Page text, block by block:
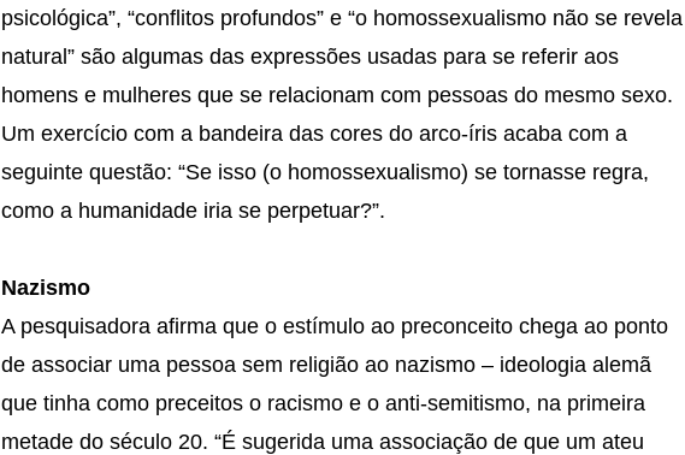
psicológica”, “conflitos profundos” e “o homossexualismo não se revela
natural” são algumas das expressões usadas para se referir aos
homens e mulheres que se relacionam com pessoas do mesmo sexo.
Um exercício com a bandeira das cores do arco-íris acaba com a
seguinte questão: “Se isso (o homossexualismo) se tornasse regra,
como a humanidade iria se perpetuar?”.
Nazismo
A pesquisadora afirma que o estímulo ao preconceito chega ao ponto
de associar uma pessoa sem religião ao nazismo – ideologia alemã
que tinha como preceitos o racismo e o anti-semitismo, na primeira
metade do século 20. “É sugerida uma associação de que um ateu